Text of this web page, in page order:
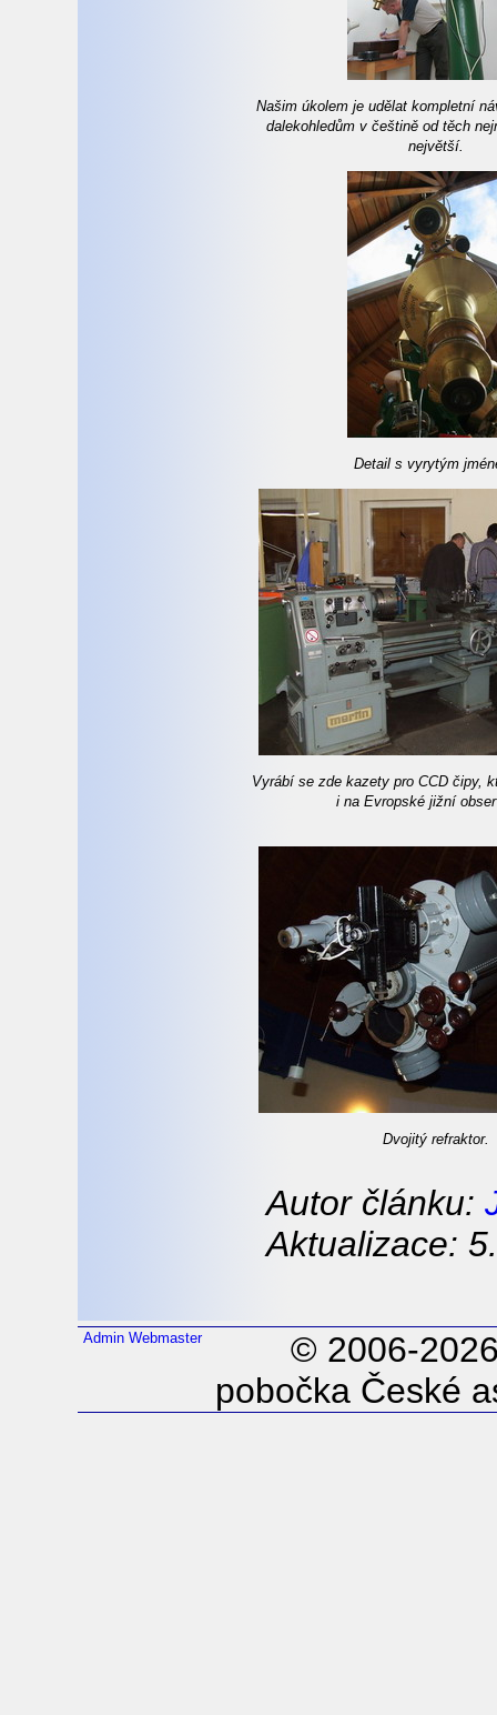
Našim úkolem je udělat kompletní
dalekohledům v češtině od těch
největší.
Detail s vyrytým
Vyrábí se zde kazety pro CCD čipy,
i na Evropské jižní
Dvojitý refraktor.
Autor článku:
Aktualizace:
Admin Webmaster
© 2006-
pobočka České